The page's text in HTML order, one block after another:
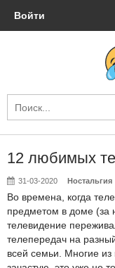
Войти
12 любимых
31-03-2020 Ностальгия
Во времена, когда
предметом в доме (за
телевидение
телепередач на
всей семьи. Многие